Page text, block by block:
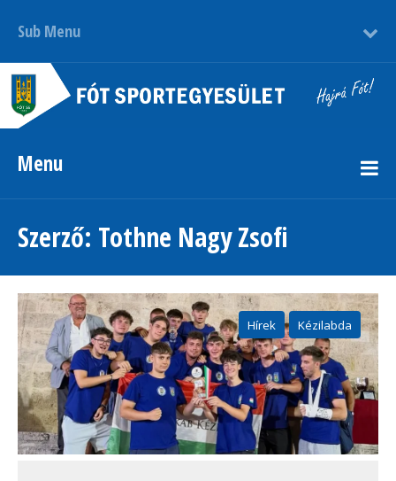
Sub Menu
Menu
Szerző: Tothne Nagy Zsofi
Hírek Kézilabda